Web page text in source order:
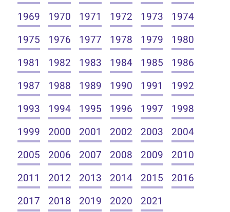
1969
1970 1971 1972 1973
1974
1975
1976 1977 1978 1979
1980
1981
1982 1983 1984 1985
1986
1987
1988 1989 1990 1991
1992
1993
1994 1995 1996 1997
1998
1999
2000 2001 2002 2003
2004
2005
2006 2007 2008 2009
2010
2011
2012 2013 2014 2015
2016
2017
2018 2019 2020 2021